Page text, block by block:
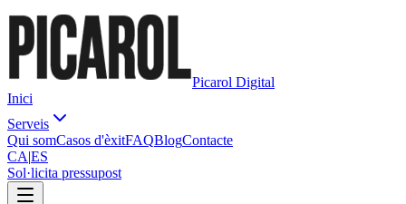
Picarol Digital
Inici
Serveis
Qui somCasos d'èxitFAQBlogContacte
CA|ES
Sol·licita pressupost